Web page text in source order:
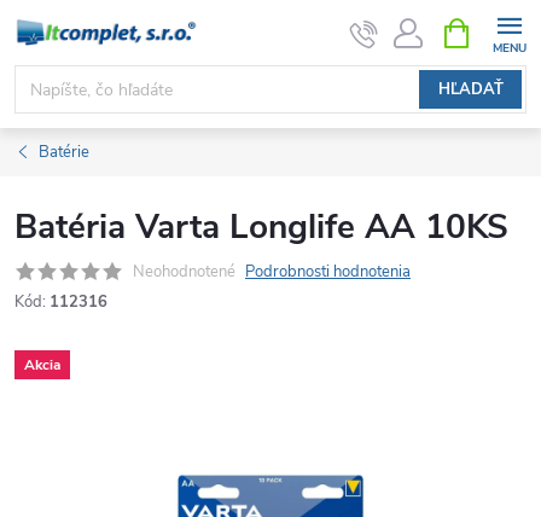
Prejsť
obsah
HĽADAŤ
KOŠÍK
Batérie
Batéria Varta Longlife AA 10KS
Neohodnotené Podrobnosti hodnotenia
Kód: 112316
Akcia